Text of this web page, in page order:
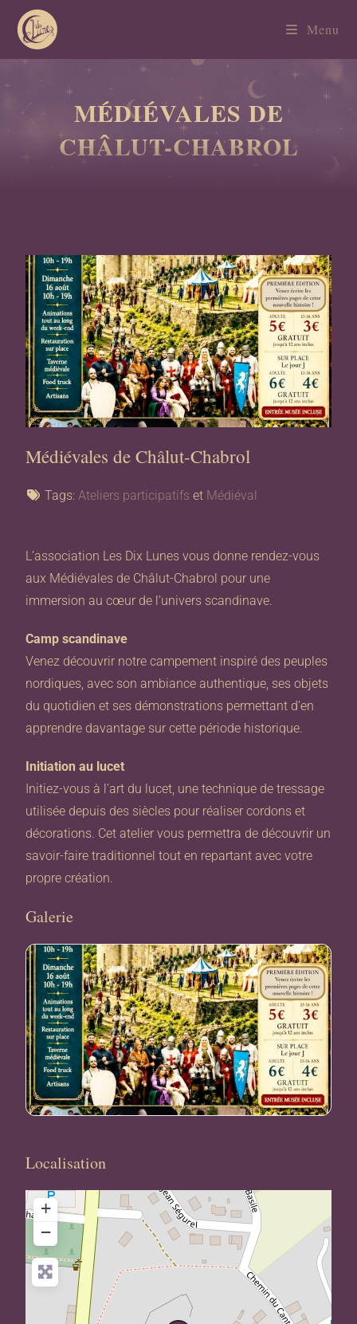
Menu
MÉDIÉVALES DE
CHÂLUT-CHABROL
Médiévales de Châlut-Chabrol
Tags: Ateliers participatifs et Médiéval
L’association Les Dix Lunes vous donne rendez-vous
aux Médiévales de Châlut-Chabrol pour une
immersion au cœur de l’univers scandinave.
Camp scandinave
Venez découvrir notre campement inspiré des peuples
nordiques, avec son ambiance authentique, ses objets
du quotidien et ses démonstrations permettant d’en
apprendre davantage sur cette période historique.
Initiation au lucet
Initiez-vous à l’art du lucet, une technique de tressage
utilisée depuis des siècles pour réaliser cordons et
décorations. Cet atelier vous permettra de découvrir un
savoir-faire traditionnel tout en repartant avec votre
propre création.
Galerie
Localisation
+
−